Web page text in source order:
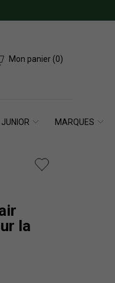
Mon panier (0)
JUNIOR MARQUES
la